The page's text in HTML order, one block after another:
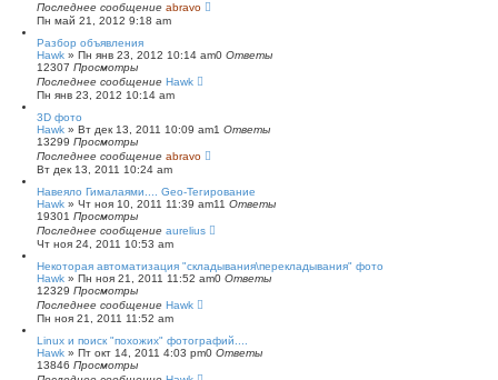
Последнее сообщение abravo
Пн май 21, 2012 9:18 am
Разбор объявления
Hawk » Пн янв 23, 2012 10:14 am0 Ответы
12307 Просмотры
Последнее сообщение Hawk
Пн янв 23, 2012 10:14 am
3D фото
Hawk » Вт дек 13, 2011 10:09 am1 Ответы
13299 Просмотры
Последнее сообщение abravo
Вт дек 13, 2011 10:24 am
Навеяло Гималаями.... Geo-Тегирование
Hawk » Чт ноя 10, 2011 11:39 am11 Ответы
19301 Просмотры
Последнее сообщение aurelius
Чт ноя 24, 2011 10:53 am
Некоторая автоматизация "складывания\перекладывания" фото
Hawk » Пн ноя 21, 2011 11:52 am0 Ответы
12329 Просмотры
Последнее сообщение Hawk
Пн ноя 21, 2011 11:52 am
Linux и поиск "похожих" фотографий....
Hawk » Пт окт 14, 2011 4:03 pm0 Ответы
13846 Просмотры